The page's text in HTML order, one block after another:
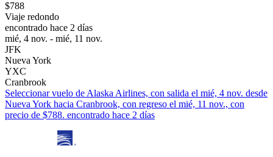
$788
Viaje redondo
encontrado hace 2 días
mié, 4 nov. - mié, 11 nov.
JFK
Nueva York
YXC
Cranbrook
Seleccionar vuelo de Alaska Airlines, con salida el mié, 4 nov. desde
Nueva York hacia Cranbrook, con regreso el mié, 11 nov., con
precio de $788. encontrado hace 2 días